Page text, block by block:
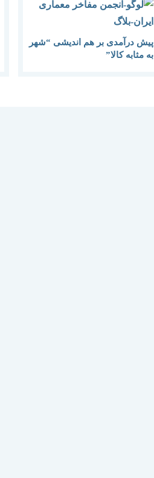
پیش درآمدی بر هم اندیشی “شهر
به مثابه کالا”